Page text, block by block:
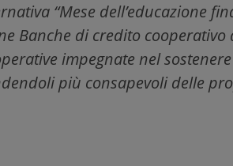
“Mese dell’educazione
Banche di credito cooperativo
impegnate nel
più consapevoli delle